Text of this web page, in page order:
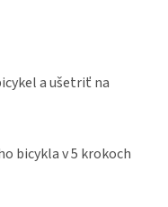
a ušetriť na
bicykla v 5 krokoch